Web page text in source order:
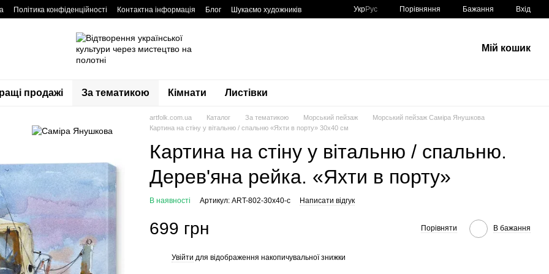
Політика конфіденційності Контактна інформація Блог
Шукаємо художників
УкрРус Порівняння Бажання Вхід
Мій кошик
продажі За тематикою Кімнати Листівки
artfolk.com.ua Каталог За тематикою Морський пейзаж
Морський пейзаж Саміра Янушкова
Картина на стіну у вітальню / спальню «Яхти в порту» 30х40 см
Картина на стіну у вітальню / спальню.
Дерев'яна рейка. «Яхти в порту»
В наявності Артикул: ART-802-30x40-c Написати відгук
699 грн Порівняти В бажання
Увійти для відображення накопичувальної знижки